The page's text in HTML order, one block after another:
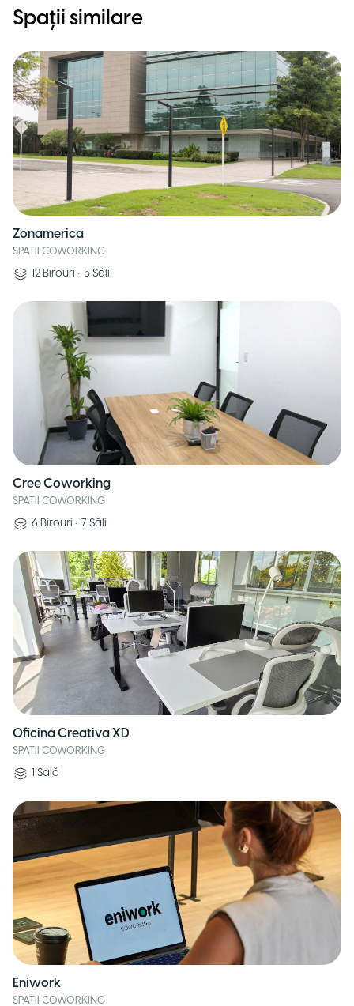
Spații similare
Zonamerica
SPATII COWORKING
12 Birouri • 5 Săli
Cree Coworking
SPATII COWORKING
6 Birouri • 7 Săli
Oficina Creativa XD
SPATII COWORKING
1 Sală
Eniwork
SPATII COWORKING